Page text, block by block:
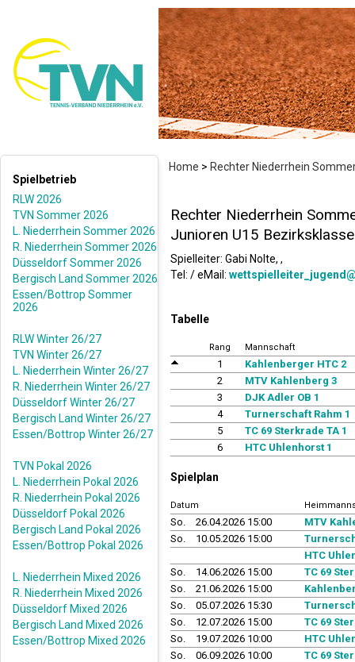
Home > Rechter Niederrhein
Spielbetrieb
RLW 2026
TVN Sommer 2026
L. Niederrhein Sommer 2026
R. Niederrhein Sommer 2026
Düsseldorf Sommer 2026
Bergisch Land Sommer 2026
Essen/Bottrop Sommer
2026
RLW Winter 26/27
TVN Winter 26/27
L. Niederrhein Winter 26/27
R. Niederrhein Winter 26/27
Düsseldorf Winter 26/27
Bergisch Land Winter 26/27
Essen/Bottrop Winter 26/27
TVN Pokal 2026
L. Niederrhein Pokal 2026
R. Niederrhein Pokal 2026
Düsseldorf Pokal 2026
Bergisch Land Pokal 2026
Essen/Bottrop Pokal 2026
L. Niederrhein Mixed 2026
R. Niederrhein Mixed 2026
Düsseldorf Mixed 2026
Bergisch Land Mixed 2026
Essen/Bottrop Mixed 2026
Rechter Niederrhein
Junioren U15
Spielleiter: Gabi Nolte, ,
Tel: / eMail:
Tabelle
Rang Mannschaft
1
Kahlenberger HTC 2
2
MTV Kahlenberg 3
3
DJK Adler OB 1
4
Turnerschaft Rahm 1
5
TC 69 Sterkrade TA 1
6
HTC Uhlenhorst 1
Spielplan
Datum
So. 26.04.2026 15:00
MTV
So.
10.05.2026 15:00
HTC
So.
14.06.2026 15:00
TC 69
So.
21.06.2026 15:00
So.
05.07.2026 15:30
So.
12.07.2026 15:00
TC 69
So.
19.07.2026 10:00
HTC
So.
06.09.2026 10:00
TC 69